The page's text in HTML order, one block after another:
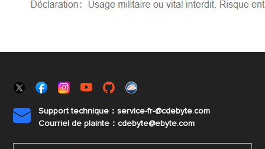

Support technique：service-fr-@cdebyte.com
Courriel de plainte：cdebyte@ebyte.com